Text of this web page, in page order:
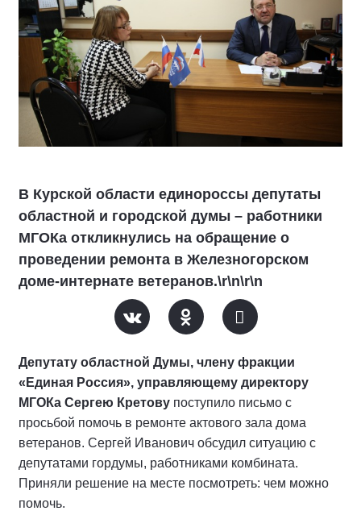
В Курской области единороссы депутаты
областной и городской думы – работники
МГОКа откликнулись на обращение о
проведении ремонта в Железногорском
доме-интернате ветеранов.\r\n\r\n
Депутату областной Думы, члену фракции
«Единая Россия», управляющему директору
МГОКа Сер­гею Кретову поступи­ло письмо с
просьбой помочь в ремонте актового зала дома
ветеранов. Сергей Иванович обсудил ситуацию с
депутатами гордумы, работниками комби­ната.
Приняли решение на месте посмотреть: чем можно
помочь.